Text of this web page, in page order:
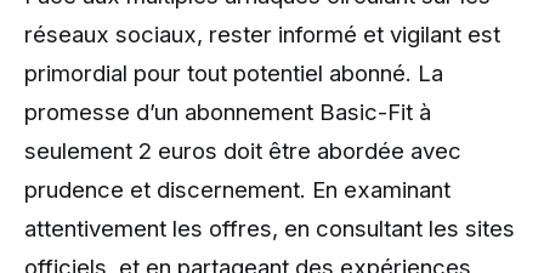
réseaux sociaux, rester informé et vigilant est
primordial pour tout potentiel abonné. La
promesse d’un abonnement Basic-Fit à
seulement 2 euros doit être abordée avec
prudence et discernement. En examinant
attentivement les offres, en consultant les sites
officiels, et en partageant des expériences